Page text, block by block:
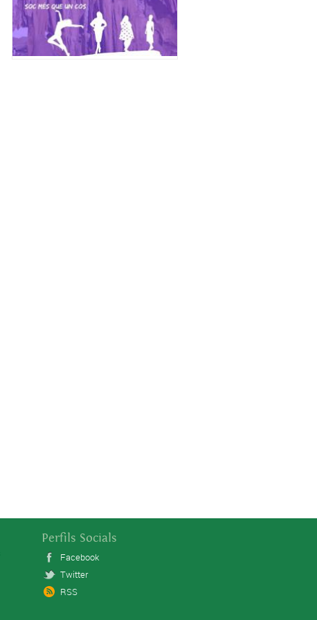
Perfils Socials
Facebook
Twitter
RSS